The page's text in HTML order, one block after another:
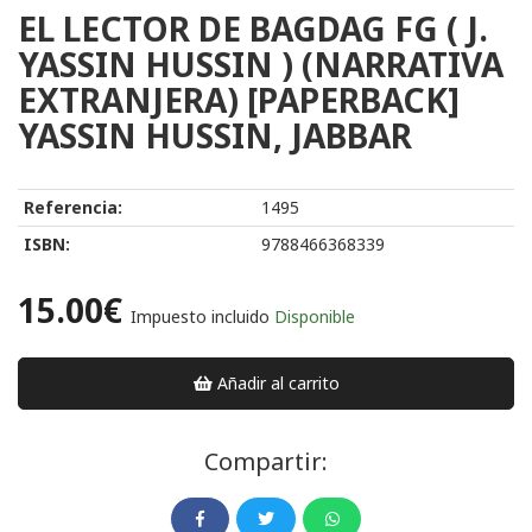
EL LECTOR DE BAGDAG FG ( J.
YASSIN HUSSIN ) (NARRATIVA
EXTRANJERA) [PAPERBACK]
YASSIN HUSSIN, JABBAR
Referencia:
1495
ISBN:
9788466368339
15.00€ Impuesto incluido Disponible
Añadir al carrito
Compartir: